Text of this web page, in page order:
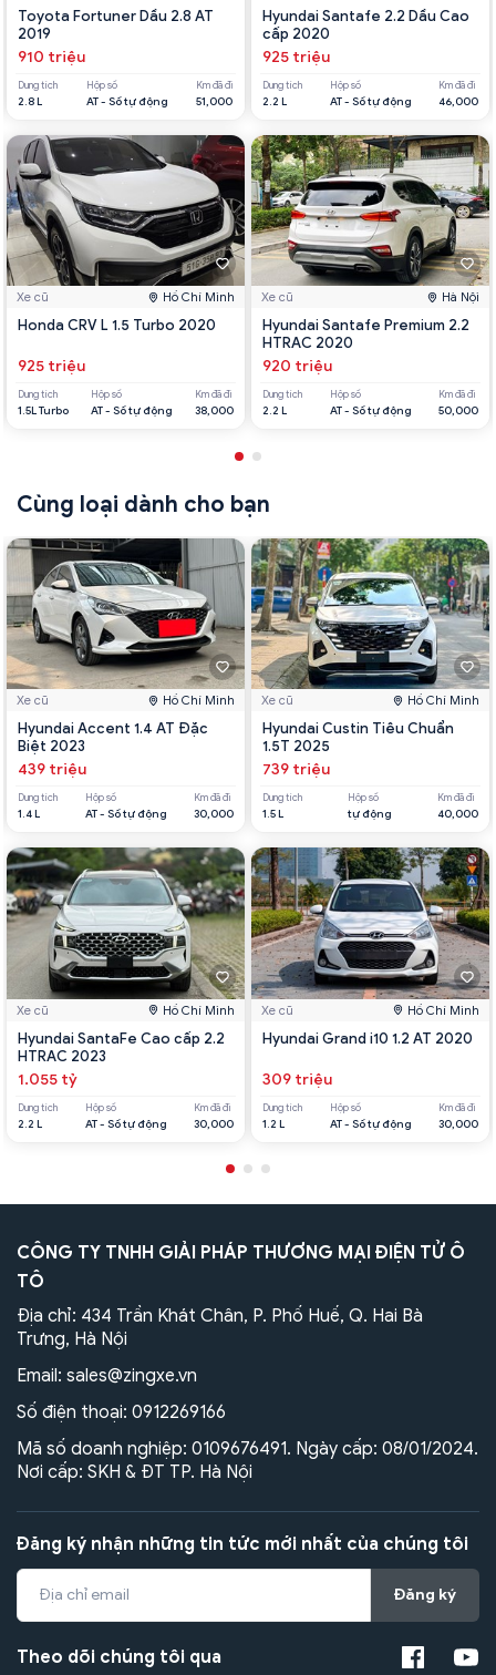
Toyota Fortuner Dầu 2.8 AT
2019
910 triệu
Dung tích
2.8 L
Hộp số
AT - Số tự động
Km đã đi
51,000
Xe cũ Hồ Chí Minh
Honda CRV L 1.5 Turbo 2020
925 triệu
Dung tích
1.5L Turbo
Hộp số
AT - Số tự động
Km đã đi
38,000
Hyundai Santafe 2.2 Dầu Cao
cấp 2020
925 triệu
Dung tích
2.2 L
Hộp số
AT - Số tự động
Km đã đi
46,000
Xe cũ Hà Nội
Hyundai Santafe Premium 2.2
HTRAC 2020
920 triệu
Dung tích
2.2 L
Hộp số
AT - Số tự động
Km đã đi
50,000
Cùng loại dành cho bạn
Xe cũ Hồ Chí Minh
Hyundai Accent 1.4 AT Đặc
Biệt 2023
439 triệu
Dung tích
1.4 L
Hộp số
AT - Số tự động
Km đã đi
30,000
Xe cũ Hồ Chí Minh
Hyundai SantaFe Cao cấp 2.2
HTRAC 2023
1.055 tỷ
Dung tích
2.2 L
Hộp số
AT - Số tự động
Km đã đi
30,000
Xe cũ Hồ Chí Minh
Hyundai Custin Tiêu Chuẩn
1.5T 2025
739 triệu
Dung tích
1.5 L
Hộp số
tự động
Km đã đi
40,000
Xe cũ Hồ Chí Minh
Hyundai Grand i10 1.2 AT 2020
309 triệu
Dung tích
1.2 L
Hộp số
AT - Số tự động
Km đã đi
30,000
CÔNG TY TNHH GIẢI PHÁP THƯƠNG MẠI ĐIỆN TỬ Ô
TÔ
Địa chỉ: 434 Trần Khát Chân, P. Phố Huế, Q. Hai Bà
Trưng, Hà Nội
Email: sales@zingxe.vn
Số điện thoại: 0912269166
Mã số doanh nghiệp: 0109676491. Ngày cấp: 08/01/2024.
Nơi cấp: SKH & ĐT TP. Hà Nội
Đăng ký nhận những tin tức mới nhất của chúng tôi
Đăng ký
Theo dõi chúng tôi qua